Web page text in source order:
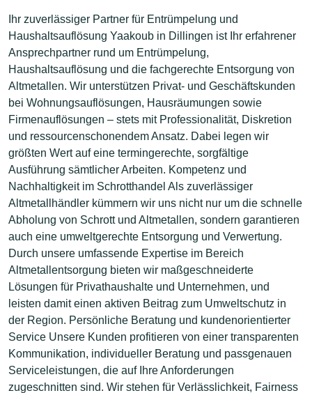
Ihr zuverlässiger Partner für Entrümpelung und
Haushaltsauflösung Yaakoub in Dillingen ist Ihr erfahrener
Ansprechpartner rund um Entrümpelung,
Haushaltsauflösung und die fachgerechte Entsorgung von
Altmetallen. Wir unterstützen Privat- und Geschäftskunden
bei Wohnungsauflösungen, Hausräumungen sowie
Firmenauflösungen – stets mit Professionalität, Diskretion
und res­sour­cen­schonendem Ansatz. Dabei legen wir
größten Wert auf eine termingerechte, sorgfältige
Ausführung sämtlicher Arbeiten. Kompetenz und
Nachhaltigkeit im Schrotthandel Als zuverlässiger
Altmetallhändler kümmern wir uns nicht nur um die schnelle
Abholung von Schrott und Altmetallen, sondern garantieren
auch eine umweltgerechte Entsorgung und Verwertung.
Durch unsere umfassende Expertise im Bereich
Altmetallentsorgung bieten wir maßgeschneiderte
Lösungen für Privathaushalte und Unternehmen, und
leisten damit einen aktiven Beitrag zum Umweltschutz in
der Region. Persönliche Beratung und kundenorientierter
Service Unsere Kunden profitieren von einer transparenten
Kommunikation, individueller Beratung und passgenauen
Serviceleistungen, die auf Ihre Anforderungen
zugeschnitten sind. Wir stehen für Verlässlichkeit, Fairness